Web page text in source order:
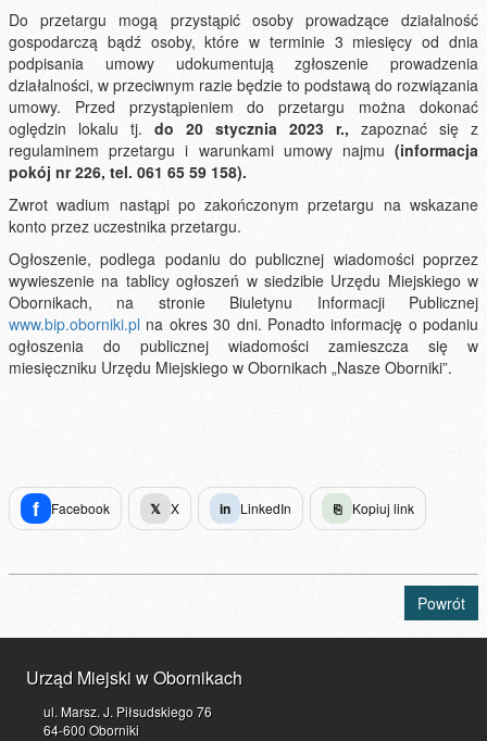
Do przetargu mogą przystąpić osoby prowadzące działalność
gospodarczą bądź osoby, które w terminie 3 miesięcy od dnia
podpisania umowy udokumentują zgłoszenie prowadzenia
działalności, w przeciwnym razie będzie to podstawą do rozwiązania
umowy. Przed przystąpieniem do przetargu można dokonać
oględzin lokalu tj. do 20 stycznia 2023 r., zapoznać się z
regulaminem przetargu i warunkami umowy najmu (informacja
pokój nr 226, tel. 061 65 59 158).
Zwrot wadium nastąpi po zakończonym przetargu na wskazane
konto przez uczestnika przetargu.
Ogłoszenie, podlega podaniu do publicznej wiadomości poprzez
wywieszenie na tablicy ogłoszeń w siedzibie Urzędu Miejskiego w
Obornikach, na stronie Biuletynu Informacji Publicznej
www.bip.oborniki.pl na okres 30 dni. Ponadto informację o podaniu
ogłoszenia do publicznej wiadomości zamieszcza się w
miesięczniku Urzędu Miejskiego w Obornikach „Nasze Oborniki”.
f Facebook 𝕏 X in LinkedIn ⎘ Kopiuj link
Powrót
Urząd Miejski w Obornikach
ul. Marsz. J. Piłsudskiego 76
64-600 Oborniki